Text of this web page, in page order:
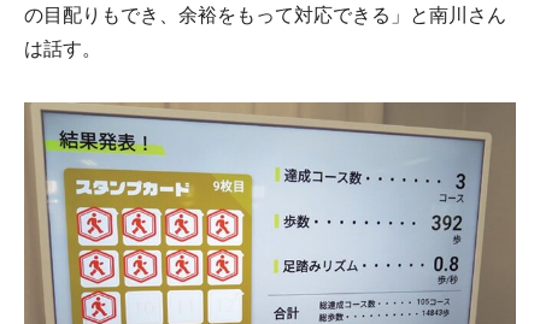
の目配りもでき、余裕をもって対応できる」と南川さん
は話す。